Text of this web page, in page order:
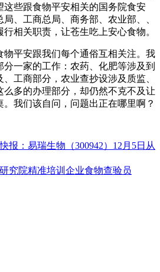
这些跟食物平安相关的国务院食安
、工商总局、商务部、农业部、、
相关职责，让苍生吃上安心食物。
平安跟我们每个通俗互相关注。我
一家的工作：农药、化肥等涉及到
工商部分，农业查抄设涉及质监、
多的办理部分，却仍然不克不及让
我们该自问，问题出正在哪里啊？
报：易瑞生物（300942）12月5日从
究院精准培训企业食物查验员